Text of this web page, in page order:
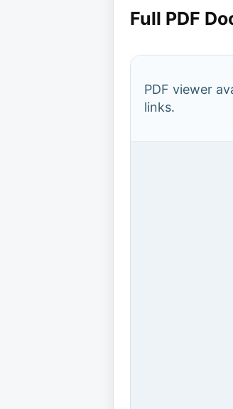
Full PDF
PDF viewer
links.